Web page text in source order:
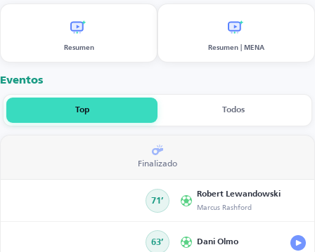
Resumen Resumen | MENA
Eventos
Top Todos
Finalizado
71’
Robert Lewandowski
Marcus Rashford
63’ Dani Olmo